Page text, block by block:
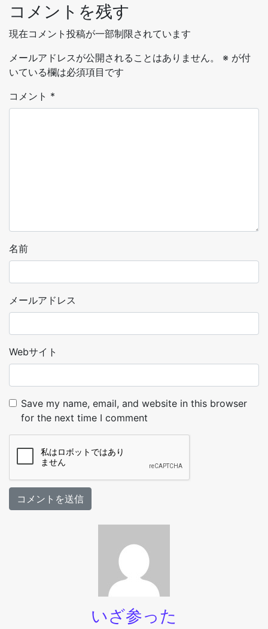
コメントを残す
現在コメント投稿が一部制限されています
メールアドレスが公開されることはありません。
※ が付
いている欄は必須項目です
コメント *
名前
メールアドレス
Webサイト
Save my name, email, and website in this browser
for the next time I comment
いざ参った